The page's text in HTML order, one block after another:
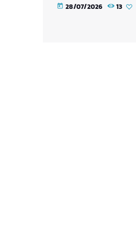
today 28/07/2026 13